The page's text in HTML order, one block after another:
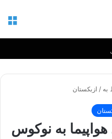
به / ازبکستان
به نوکوس